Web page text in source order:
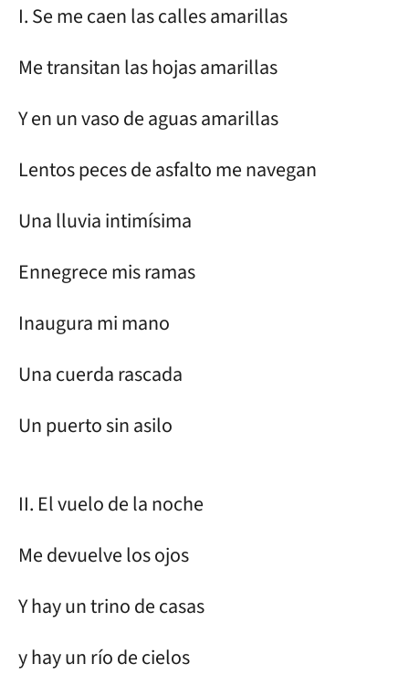
I. Se me caen las calles amarillas
Me transitan las hojas amarillas
Y en un vaso de aguas amarillas
Lentos peces de asfalto me navegan
Una lluvia intimísima
Ennegrece mis ramas
Inaugura mi mano
Una cuerda rascada
Un puerto sin asilo
II. El vuelo de la noche
Me devuelve los ojos
Y hay un trino de casas
y hay un río de cielos